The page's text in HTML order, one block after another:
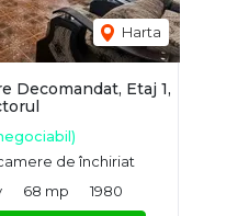
Harta
Decomandat, Etaj 1,
de închiriat
68 mp 1980